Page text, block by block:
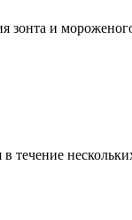
зонтa и
течение